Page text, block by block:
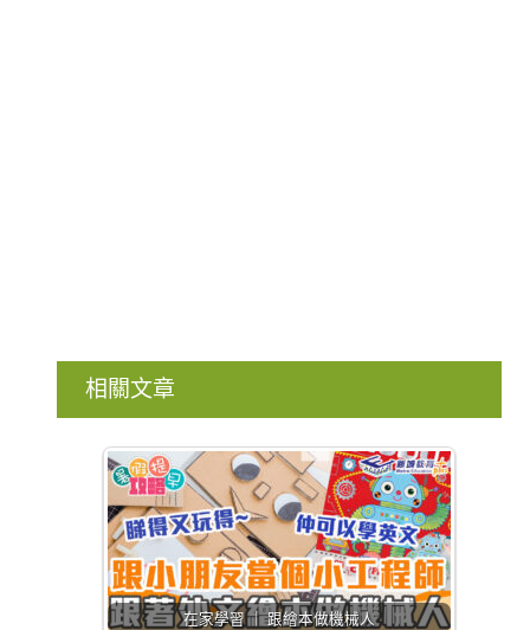
相關文章
在家學習 ｜ 跟繪本做機械人